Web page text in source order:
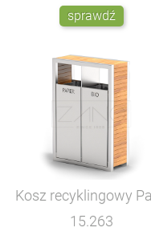
sprawdź
Kosz recyklingowy
15.263